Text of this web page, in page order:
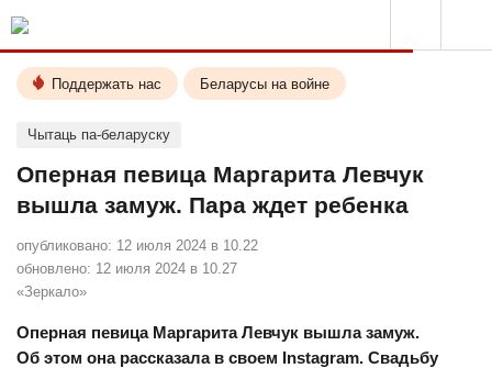
Поддержать нас Беларусы на войне
Чытаць па-беларуску
Оперная певица Маргарита Левчук
вышла замуж. Пара ждет ребенка
опубликовано: 12 июля 2024 в 10.22
обновлено: 12 июля 2024 в 10.27
«Зеркало»
Оперная певица Маргарита Левчук вышла замуж.
Об этом она рассказала в своем Instagram. Свадьбу